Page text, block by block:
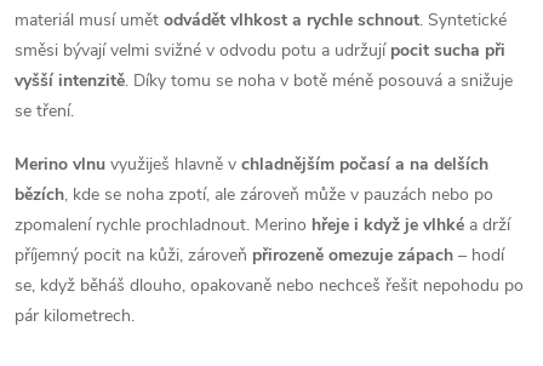
s
u
materiál musí umět odvádět vlhkost a rychle schnout. Syntetické
směsi bývají velmi svižné v odvodu potu a udržují pocit sucha při
vyšší intenzitě. Díky tomu se noha v botě méně posouvá a snižuje
se tření.
Merino vlnu využiješ hlavně v chladnějším počasí a na delších
bězích, kde se noha zpotí, ale zároveň může v pauzách nebo po
zpomalení rychle prochladnout. Merino hřeje i když je vlhké a drží
příjemný pocit na kůži, zároveň přirozeně omezuje zápach – hodí
se, když běháš dlouho, opakovaně nebo nechceš řešit nepohodu po
pár kilometrech.